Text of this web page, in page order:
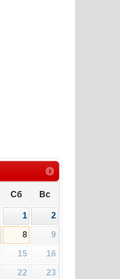
Сб Вс
1
2
8
9
15
16
22
23